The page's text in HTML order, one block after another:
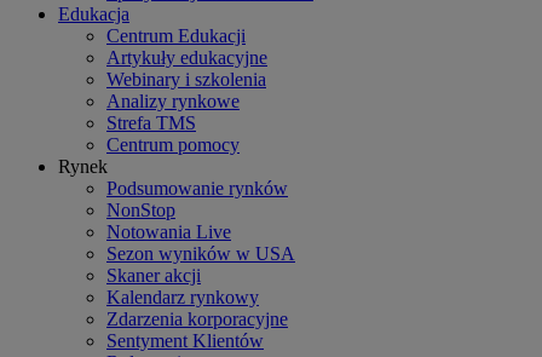
Edukacja
Centrum Edukacji
Artykuły edukacyjne
Webinary i szkolenia
Analizy rynkowe
Strefa TMS
Centrum pomocy
Rynek
Podsumowanie rynków
NonStop
Notowania Live
Sezon wyników w USA
Skaner akcji
Kalendarz rynkowy
Zdarzenia korporacyjne
Sentyment Klientów